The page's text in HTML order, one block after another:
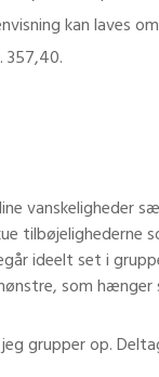
kan laves
357,40.
vanskeligheder
tilbøjelighederne
ideelt set i
som hænger
grupper op.